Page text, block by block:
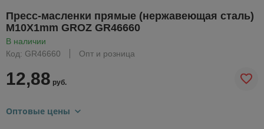
Пресс-масленки прямые (нержавеющая сталь)
M10X1mm GROZ GR46660
В наличии
Код: GR46660
Опт и розница
12,88 руб.
Оптовые цены